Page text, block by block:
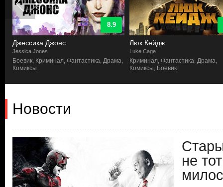
8.9
Джессика Джонс
Jessica Jones
Боевик, Криминал, Фантастика, Драма,
Комиксы
Люк Кейдж
Luke Cage
Криминал, Фантастика, Драма,
Комиксы, Боевик
Новости
не